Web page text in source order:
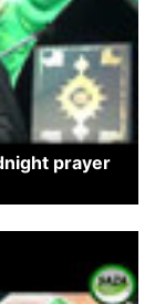
prayer